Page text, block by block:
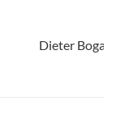
Dieter Bogai